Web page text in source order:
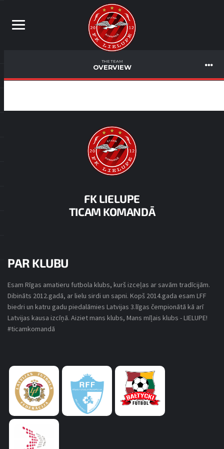
THE TEAM
OVERVIEW
FK LIELUPE
TICAM KOMANDĀ
PAR KLUBU
Esam Rīgas amatieru futbola klubs, kurš izceļas ar savām tradīcijām.
Dibināts 2012.gadā, ar lielu sirdi un sapni. Kopš 2014.gada esam LFF
biedri un katru gadu piedalāmies Latvijas 3.līgas čempionātā kā arī
Latvijas kausa izcīņā. Aiziet mans klubs, Mans mīļais klubs - LIELUPE!
#ticamkomandā